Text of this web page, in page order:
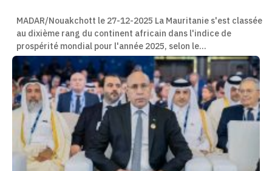
MADAR/Nouakchott le 27-12-2025 La Mauritanie s'est classée
au dixième rang du continent africain dans l'indice de
prospérité mondial pour l'année 2025, selon le...